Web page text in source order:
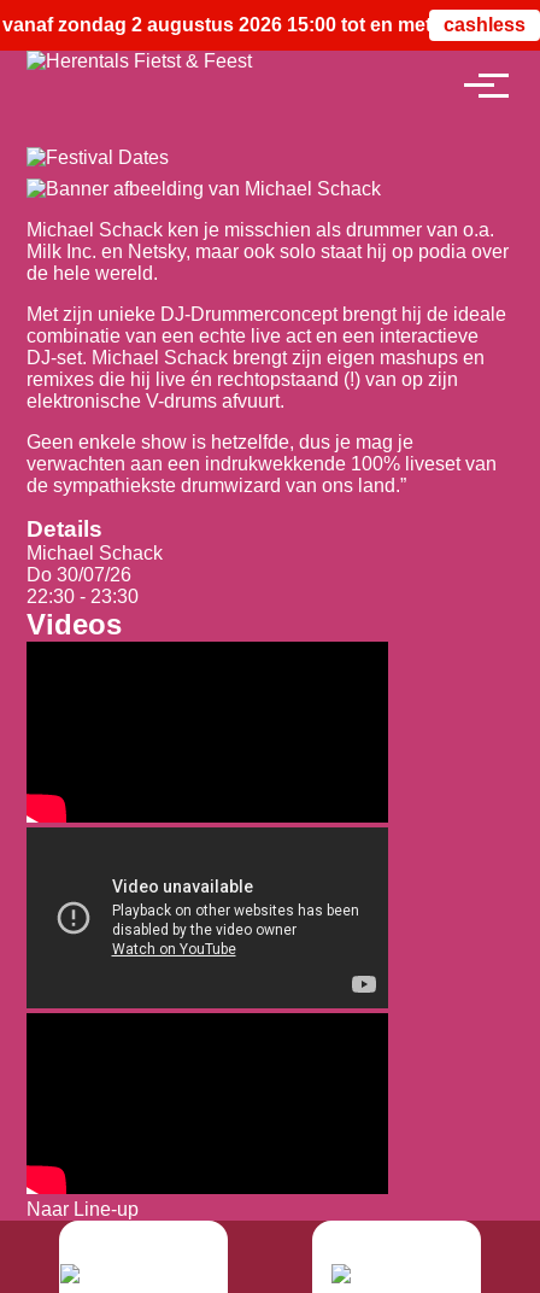
zondag 2 augustus 2026 15:00 tot en met maandag
cashless
Michael Schack ken je misschien als drummer van o.a.
Milk Inc. en Netsky, maar ook solo staat hij op podia over
de hele wereld.
Met zijn unieke DJ-Drummerconcept brengt hij de ideale
combinatie van een echte live act en een interactieve
DJ-set. Michael Schack brengt zijn eigen mashups en
remixes die hij live én rechtopstaand (!) van op zijn
elektronische V-drums afvuurt.
Geen enkele show is hetzelfde, dus je mag je
verwachten aan een indrukwekkende 100% liveset van
de sympathiekste drumwizard van ons land.”
Details
Michael Schack
Do 30/07/26
22:30 - 23:30
Videos
Naar Line-up